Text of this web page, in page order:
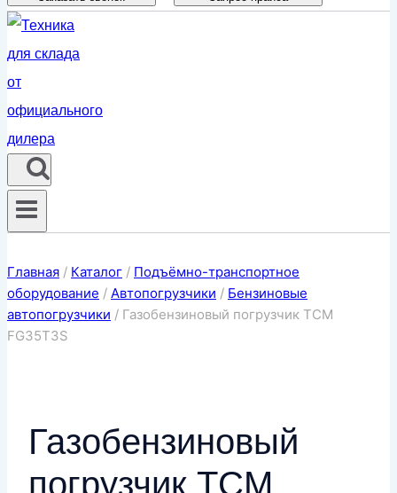
Главная / Каталог / Подъёмно-транспортное
оборудование / Автопогрузчики / Бензиновые
автопогрузчики / Газобензиновый погрузчик TCM
FG35T3S
Газобензиновый
погрузчик TCM